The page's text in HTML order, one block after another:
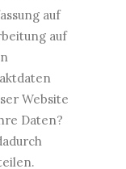
auf
auf
Website
Daten?